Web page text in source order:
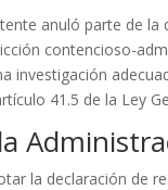
anuló parte de la
contencioso-
investigación
41.5 de la Ley
la declaración de